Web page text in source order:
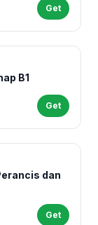
Get
B1
Get
dan
Get